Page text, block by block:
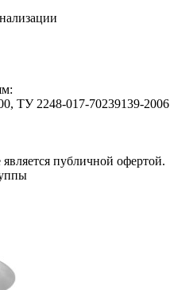
ТУ 2248-017-70239139-2006
публичной офертой.